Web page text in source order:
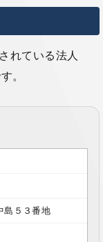
れている法人
。
島５３番地